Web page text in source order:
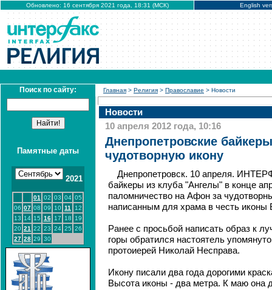
Обновлено: 16 сентября 2021 года, 18:31 (МСК) English
Поиск по сайту:
Памятные даты
2021
01 02 03 04 05
06 07 08 09 10 11
12
13 14 15 16 17 18
19
20 21 22 23 24 25 26
27 28 29 30
Главная > Религия > Православие > Новости
Новости
10 апреля 2012 года, 10:16
Днепропетровские
чудотворную икону
Днепропетровск. 10 апреля.
байкеры из клуба "Ангелы" в конце
паломничество на Афон за
написанным для храма в честь
Ранее с просьбой написать образ к
горы обратился настоятель
протоиерей Николай Несправа.
Икону писали два года дорогими
Высота иконы - два метра. К маю она